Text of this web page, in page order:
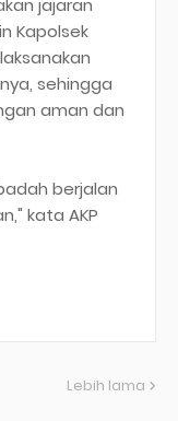
Kapolsek
sehingga
aman dan
berjalan
kata AKP
Lebih lama